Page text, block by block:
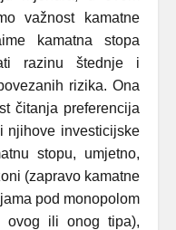
važnost kamatne
kamatna stopa
razinu štednje i
rizika. Ona
čitanja preferencija
njihove investicijske
stopu, umjetno,
(zapravo kamatne
pod monopolom
ovog ili onog tipa),